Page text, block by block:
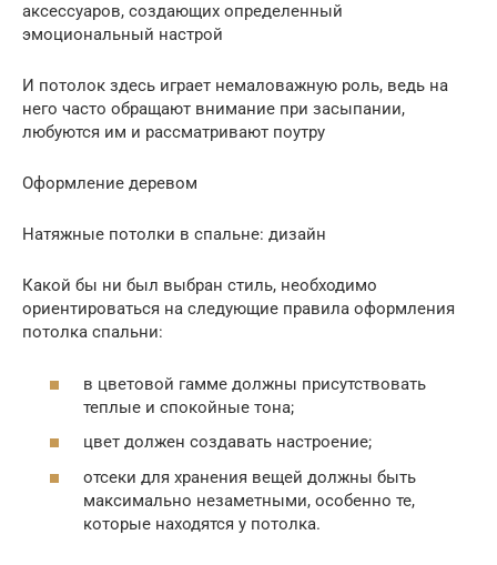
аксессуаров, создающих определенный
эмоциональный настрой
И потолок здесь играет немаловажную роль, ведь на
него часто обращают внимание при засыпании,
любуются им и рассматривают поутру
Оформление деревом
Натяжные потолки в спальне: дизайн
Какой бы ни был выбран стиль, необходимо
ориентироваться на следующие правила оформления
потолка спальни:
в цветовой гамме должны присутствовать
теплые и спокойные тона;
цвет должен создавать настроение;
отсеки для хранения вещей должны быть
максимально незаметными, особенно те,
которые находятся у потолка.